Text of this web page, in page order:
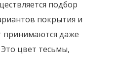
подбор
покрытия и
принимаются даже
цвет тесьмы,